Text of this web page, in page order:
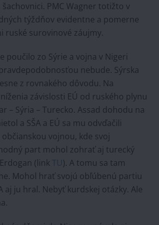
PMC Wagner totižto v
týždňov evidentne a pomerne
ruské surovinové záujmy.
poučilo zo Sýrie a vojna v Nigeri
nebude. Sýrska
z rovnakého dôvodu. Na
závislosti EÚ od ruského plynu
– Sýria – Turecko. Assad dohodu na
a SŠA a EÚ sa mu odvďačili
vojnou, kde svoj
part mohol zohrať aj turecký
(linkTU). A tomu sa tam
Mohol hrať svojú obľúbenú partiu
aj ju hral. Nebyť kurdskej otázky. Ale